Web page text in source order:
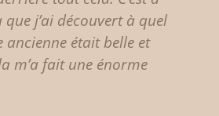
j’ai découvert à quel
ancienne était belle et
m’a fait une énorme